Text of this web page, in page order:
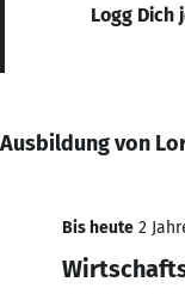
Logg Dich
Ausbildung von
Bis heute 2